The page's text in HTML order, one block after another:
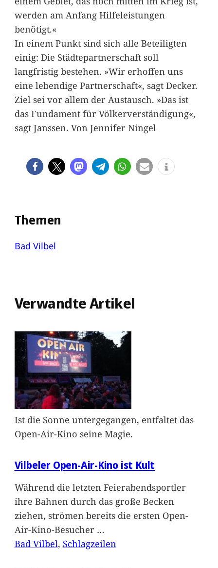
werden am Anfang Hilfeleistungen
benötigt.«
In einem Punkt sind sich alle Beteiligten
einig: Die Städtepartnerschaft soll
langfristig bestehen. »Wir erhoffen uns
eine lebendige Partnerschaft«, sagt Decker.
Ziel sei vor allem der Austausch. »Das ist
das Fundament für Völkerverständigung«,
sagt Janssen. Von Jennifer Ningel
Themen
Bad Vilbel
Verwandte Artikel
Ist die Sonne untergegangen, entfaltet das
Open-Air-Kino seine Magie.
Vilbeler Open-Air-Kino ist Kult
Während die letzten Feierabendsportler
ihre Bahnen durch das große Becken
ziehen, strömen bereits die ersten Open-
Air-Kino-Besucher …
Bad Vilbel, Schlagzeilen